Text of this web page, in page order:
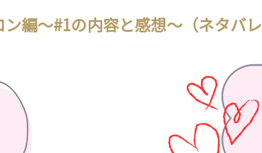
編～#1の内容と感想～（ネタバレ